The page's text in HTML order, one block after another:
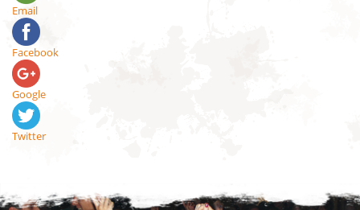
Email
Facebook
Google
Twitter